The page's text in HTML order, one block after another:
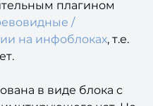
плагином
/
на инфоблоках